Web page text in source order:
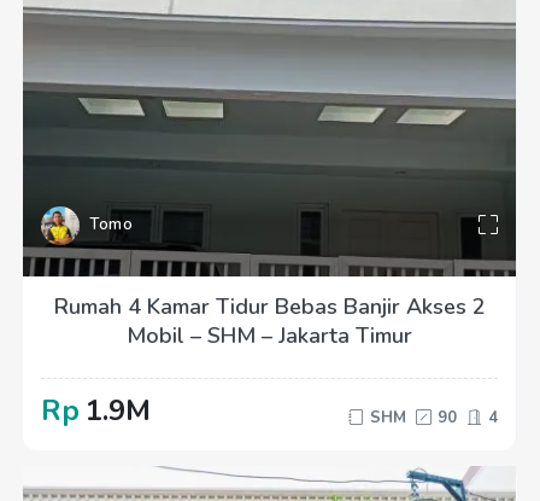
Tomo
Rumah 4 Kamar Tidur Bebas Banjir Akses 2
Mobil – SHM – Jakarta Timur
Rp 1.9M SHM 90 4